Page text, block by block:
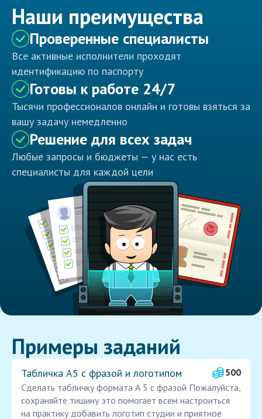
Наши преимущества
Проверенные специалисты
Все активные исполнители проходят
идентификацию по паспорту
Готовы к работе 24/7
Тысячи профессионалов онлайн и готовы взяться за
вашу задачу немедленно
Решение для всех задач
Любые запросы и бюджеты — у нас есть
специалисты для каждой цели
Примеры заданий
Табличка А5 с фразой и логотипом
500
Сделать табличку формата А 5 с фразой Пожалуйста,
сохраняйте тишину это помогает всем настроиться
на практику добавить логотип студии и приятное